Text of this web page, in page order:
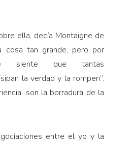
ella, decía Montaigne de
cosa tan grande, pero por
siente que tantas
la verdad y la rompen”.
son la borradura de la
entre el yo y la